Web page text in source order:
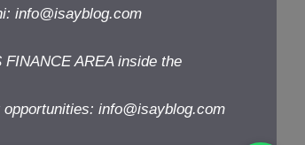
info@isayblog.com
AREA inside the
info@isayblog.com